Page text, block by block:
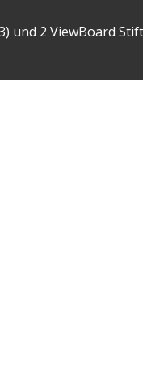
und 2 ViewBoard